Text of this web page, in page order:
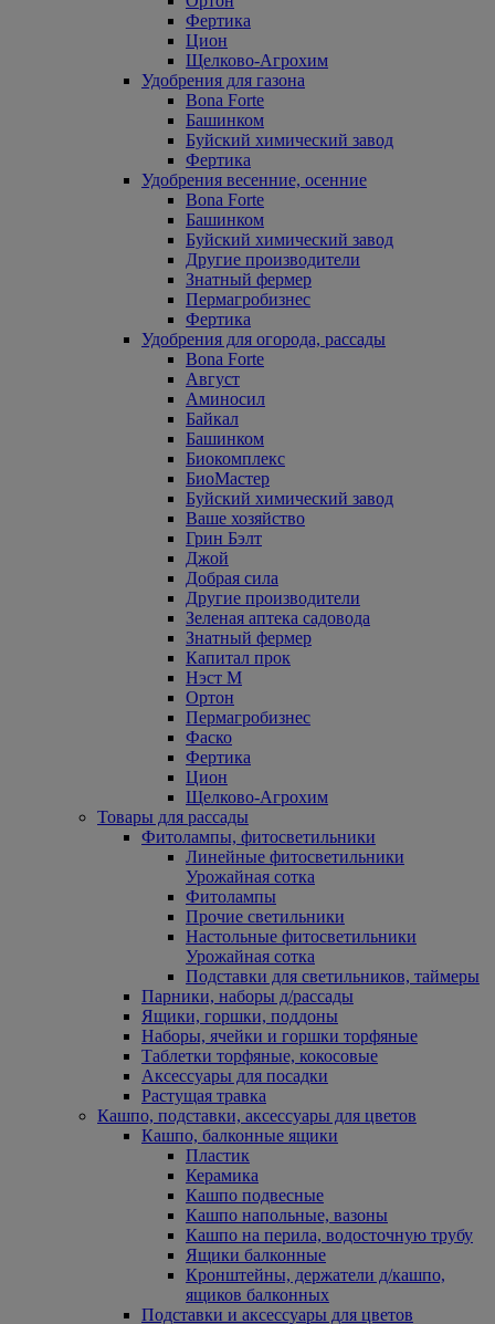
Фертика
Цион
Щелково-Агрохим
Удобрения для газона
Bona Forte
Башинком
Буйский химический завод
Фертика
Удобрения весенние, осенние
Bona Forte
Башинком
Буйский химический завод
Другие производители
Знатный фермер
Пермагробизнес
Фертика
Удобрения для огорода, рассады
Bona Forte
Август
Аминосил
Байкал
Башинком
Биокомплекс
БиоМастер
Буйский химический завод
Ваше хозяйство
Грин Бэлт
Джой
Добрая сила
Другие производители
Зеленая аптека садовода
Знатный фермер
Капитал прок
Нэст М
Ортон
Пермагробизнес
Фаско
Фертика
Цион
Щелково-Агрохим
Товары для рассады
Фитолампы, фитосветильники
Линейные фитосветильники
Урожайная сотка
Фитолампы
Прочие светильники
Настольные фитосветильники
Урожайная сотка
Подставки для светильников, таймеры
Парники, наборы д/рассады
Ящики, горшки, поддоны
Наборы, ячейки и горшки торфяные
Таблетки торфяные, кокосовые
Аксессуары для посадки
Растущая травка
Кашпо, подставки, аксессуары для цветов
Кашпо, балконные ящики
Пластик
Керамика
Кашпо подвесные
Кашпо напольные, вазоны
Кашпо на перила, водосточную трубу
Ящики балконные
Кронштейны, держатели д/кашпо,
ящиков балконных
Подставки и аксессуары для цветов